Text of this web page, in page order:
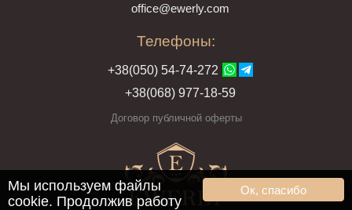
office@ewerly.com
Телефоны:
+38(050) 54-74-272
+38(068) 977-18-59
Договор публичной оферты
Ок, спасибо
Мы используем файлы
cookie. Продолжив работу